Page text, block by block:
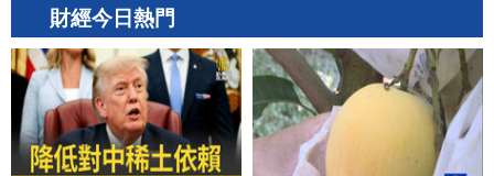
財經今日熱門